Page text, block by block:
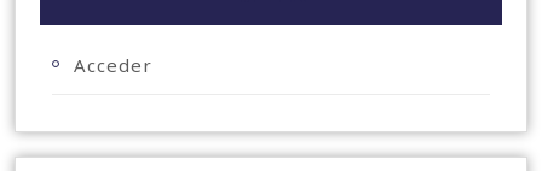
Acceder